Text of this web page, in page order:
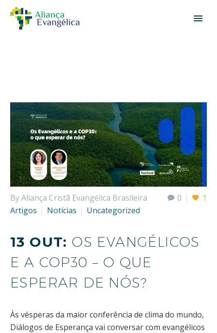
0 1
By Aliança Cristã Evangélica Brasileira
Artigos
Notícias Uncategorized
13 OUT: OS EVANGÉLICOS
E A COP30 – O QUE
ESPERAR DE NÓS?
Às vésperas da maior conferência de clima do mundo,
Diálogos de Esperança vai conversar com evangélicos